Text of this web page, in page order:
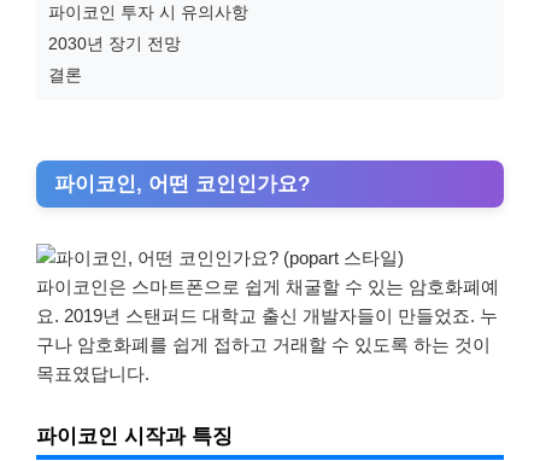
파이코인 투자 시 유의사항
2030년 장기 전망
결론
파이코인, 어떤 코인인가요?
파이코인은 스마트폰으로 쉽게 채굴할 수 있는 암호화폐예
요. 2019년 스탠퍼드 대학교 출신 개발자들이 만들었죠. 누
구나 암호화폐를 쉽게 접하고 거래할 수 있도록 하는 것이
목표였답니다.
파이코인 시작과 특징